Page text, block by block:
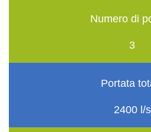
Numero di
3
Portata
2400 l/s